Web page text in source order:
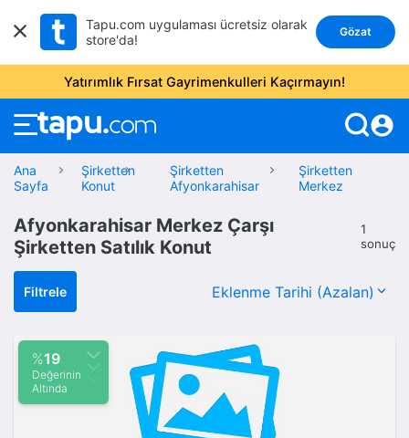
Tapu.com uygulaması ücretsiz olarak
store'da!
Gözat
Yatırımlık Fırsat Gayrimenkulleri Kaçırmayın!
account_circle
Ana
Sayfa
Şirketten
Konut
Şirketten
Afyonkarahisar
Şirketten
Merkez
Afyonkarahisar Merkez Çarşı
Şirketten Satılık Konut
1
sonuç
Filtrele
%19
Değerinin
Altında